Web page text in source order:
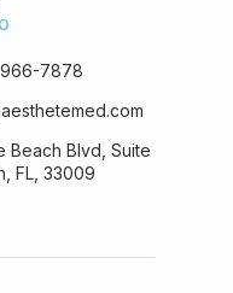
7878
Beach Blvd, Suite
FL, 33009